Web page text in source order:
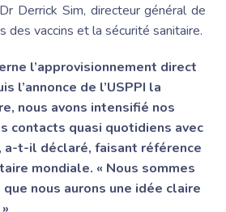
Derrick Sim, directeur général de
des vaccins et la sécurité sanitaire.
l’approvisionnement direct
l’annonce de l’USPPI la
nous avons intensifié nos
contacts quasi quotidiens avec
a-t-il déclaré, faisant référence
mondiale. « Nous sommes
nous aurons une idée claire